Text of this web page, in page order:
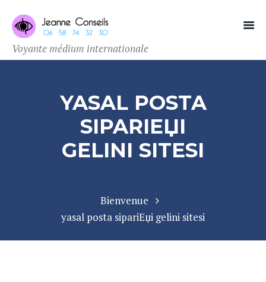
Voyante médium internationale
YASAL POSTA
SIPARIЕЏI
GELINI SITESI
Bienvenue
yasal posta sipariЕџi gelini sitesi